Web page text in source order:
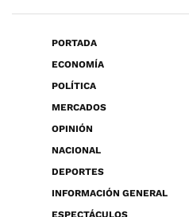
PORTADA
ECONOMÍA
POLÍTICA
MERCADOS
OPINIÓN
NACIONAL
DEPORTES
INFORMACIÓN GENERAL